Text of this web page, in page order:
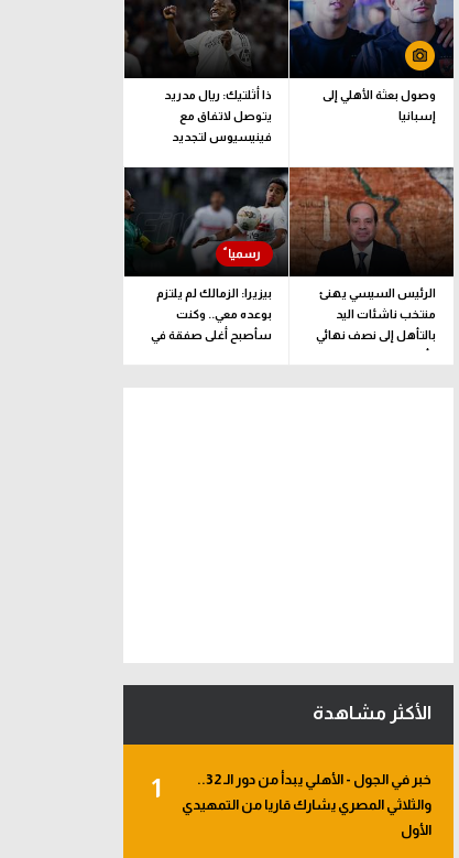
وصول بعثة الأهلي إلى
إسبانيا
ذا أثلتيك: ريال مدريد
يتوصل لاتفاق مع
فينيسيوس لتجديد
الرئيس السيسي يهنئ
منتخب ناشئات اليد
بالتأهل إلى نصف نهائي
كأس العالم
بيزيرا: الزمالك لم يلتزم
بوعده معي.. وكنت
سأصبح أغلى صفقة في
الأكثر مشاهدة
1
خبر في الجول - الأهلي يبدأ من دور الـ 32..
والثلاثي المصري يشارك قاريا من التمهيدي
الأول